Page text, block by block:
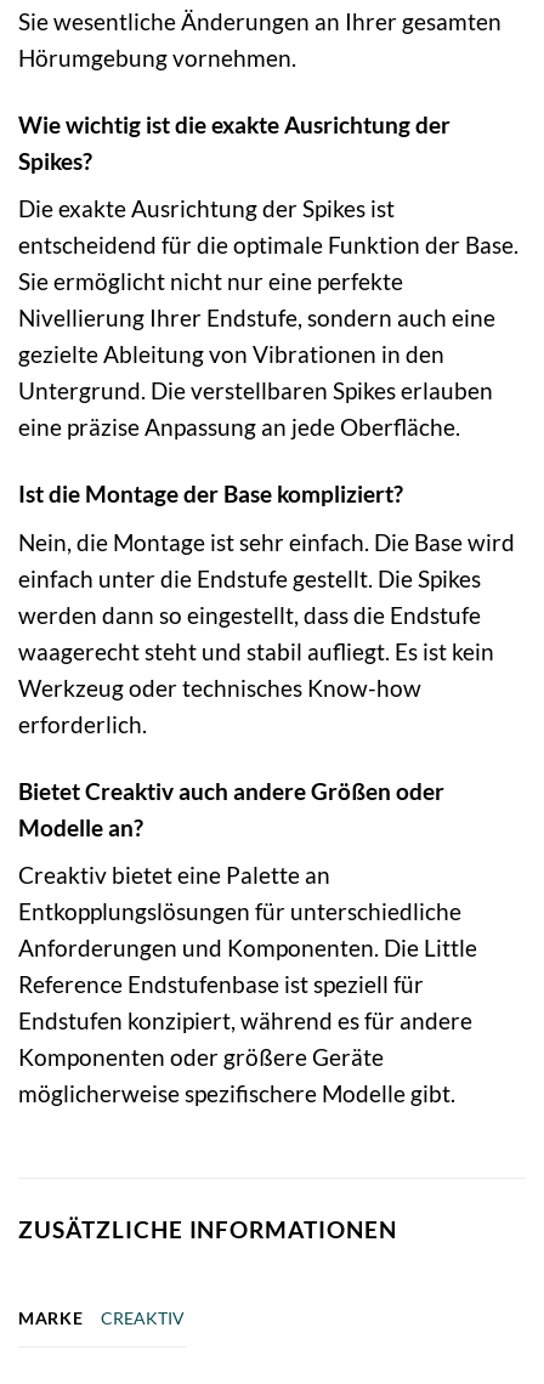
Sie wesentliche Änderungen an Ihrer gesamten
Hörumgebung vornehmen.
Wie wichtig ist die exakte Ausrichtung der
Spikes?
Die exakte Ausrichtung der Spikes ist
entscheidend für die optimale Funktion der Base.
Sie ermöglicht nicht nur eine perfekte
Nivellierung Ihrer Endstufe, sondern auch eine
gezielte Ableitung von Vibrationen in den
Untergrund. Die verstellbaren Spikes erlauben
eine präzise Anpassung an jede Oberfläche.
Ist die Montage der Base kompliziert?
Nein, die Montage ist sehr einfach. Die Base wird
einfach unter die Endstufe gestellt. Die Spikes
werden dann so eingestellt, dass die Endstufe
waagerecht steht und stabil aufliegt. Es ist kein
Werkzeug oder technisches Know-how
erforderlich.
Bietet Creaktiv auch andere Größen oder
Modelle an?
Creaktiv bietet eine Palette an
Entkopplungslösungen für unterschiedliche
Anforderungen und Komponenten. Die Little
Reference Endstufenbase ist speziell für
Endstufen konzipiert, während es für andere
Komponenten oder größere Geräte
möglicherweise spezifischere Modelle gibt.
ZUSÄTZLICHE INFORMATIONEN
MARKE CREAKTIV